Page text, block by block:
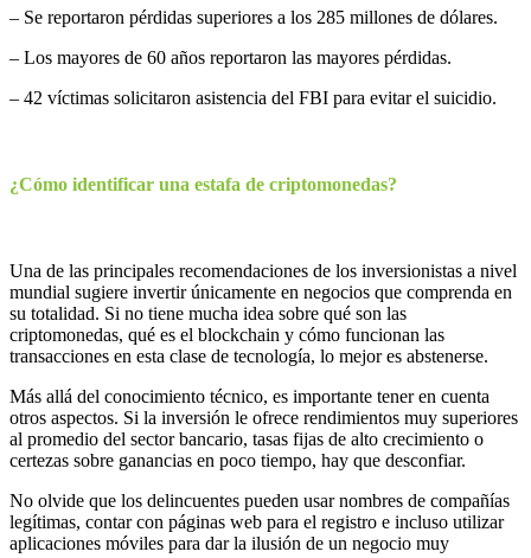
– Se reportaron pérdidas superiores a los 285 millones de dólares.
– Los mayores de 60 años reportaron las mayores pérdidas.
– 42 víctimas solicitaron asistencia del FBI para evitar el suicidio.
¿Cómo identificar una estafa de criptomonedas?
Una de las principales recomendaciones de los inversionistas a nivel
mundial sugiere invertir únicamente en negocios que comprenda en
su totalidad. Si no tiene mucha idea sobre qué son las
criptomonedas, qué es el blockchain y cómo funcionan las
transacciones en esta clase de tecnología, lo mejor es abstenerse.
Más allá del conocimiento técnico, es importante tener en cuenta
otros aspectos. Si la inversión le ofrece rendimientos muy superiores
al promedio del sector bancario, tasas fijas de alto crecimiento o
certezas sobre ganancias en poco tiempo, hay que desconfiar.
No olvide que los delincuentes pueden usar nombres de compañías
legítimas, contar con páginas web para el registro e incluso utilizar
aplicaciones móviles para dar la ilusión de un negocio muy